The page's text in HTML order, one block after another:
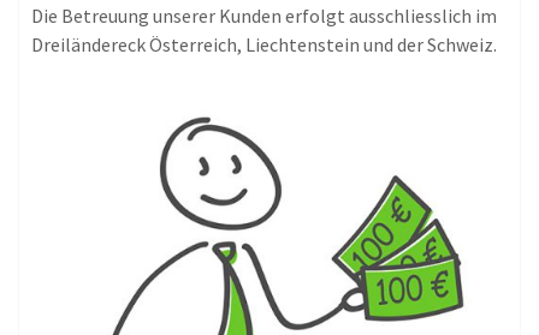
Die Betreuung unserer Kunden erfolgt ausschliesslich im
Dreiländereck Österreich, Liechtenstein und der Schweiz.